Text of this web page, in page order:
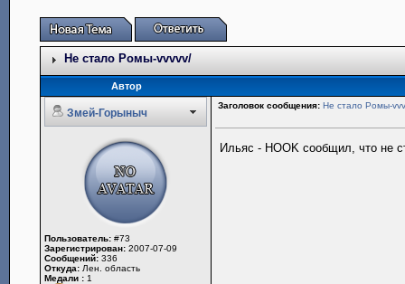
Не стало Ромы-vvvvv/
Автор
Змей-Горыныч
Заголовок сообщения: Не стало Ромы-
Пользователь: #73
Зарегистрирован: 2007-07-09
Сообщений: 336
Откуда: Лен. область
Медали : 1
Ильяс - HOOK сообщил, что не